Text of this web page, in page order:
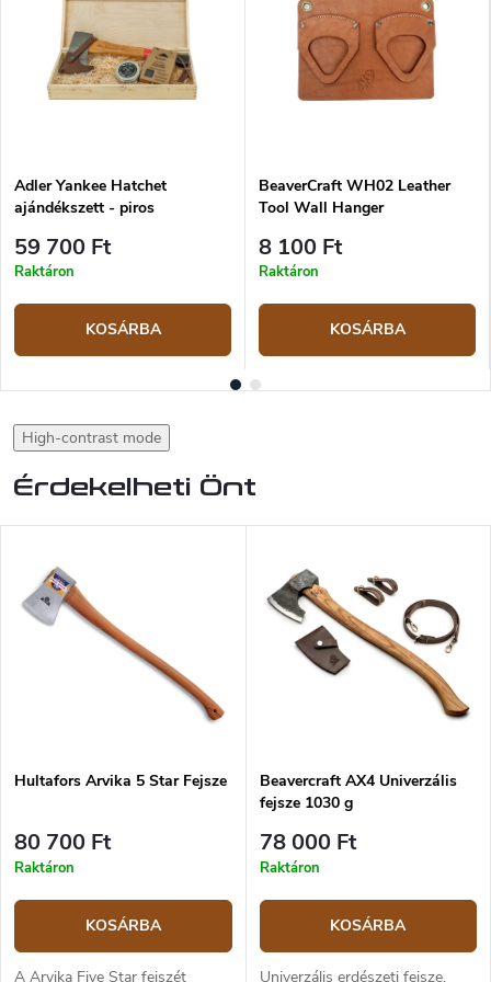
Adler Yankee Hatchet
ajándékszett - piros
59 700 Ft
Raktáron
KOSÁRBA
BeaverCraft WH02 Leather
Tool Wall Hanger
8 100 Ft
Raktáron
KOSÁRBA
High-contrast mode
Érdekelheti Önt
Hultafors Arvika 5 Star Fejsze
80 700 Ft
Raktáron
KOSÁRBA
A Arvika Five Star fejszét
Beavercraft AX4 Univerzális
fejsze 1030 g
78 000 Ft
Raktáron
KOSÁRBA
Univerzális erdészeti fejsze,